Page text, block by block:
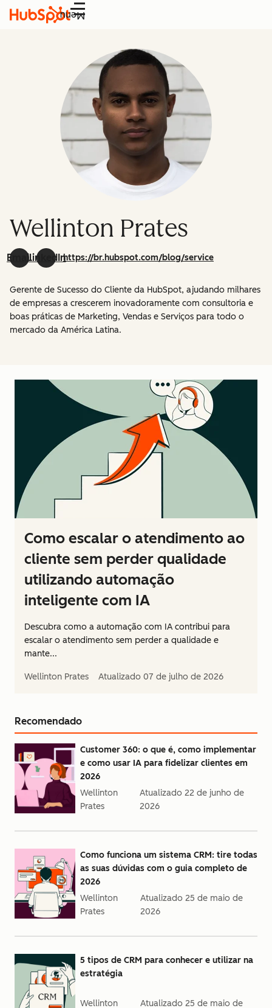
Menu
Wellinton Prates
EmailLinkedInhttps://br.hubspot.com/blog/service
Gerente de Sucesso do Cliente da HubSpot, ajudando milhares
de empresas a crescerem inovadoramente com consultoria e
boas práticas de Marketing, Vendas e Serviços para todo o
mercado da América Latina.
Como escalar o atendimento ao
cliente sem perder qualidade
utilizando automação
inteligente com IA
Descubra como a automação com IA contribui para
escalar o atendimento sem perder a qualidade e
mante...
Wellinton Prates Atualizado 07 de julho de 2026
Recomendado
Customer 360: o que é, como implementar
e como usar IA para fidelizar clientes em
2026
Wellinton
Prates
Atualizado 22 de junho de
2026
Como funciona um sistema CRM: tire todas
as suas dúvidas com o guia completo de
2026
Wellinton
Prates
Atualizado 25 de maio de
2026
5 tipos de CRM para conhecer e utilizar na
estratégia
Wellinton
Atualizado 25 de maio de